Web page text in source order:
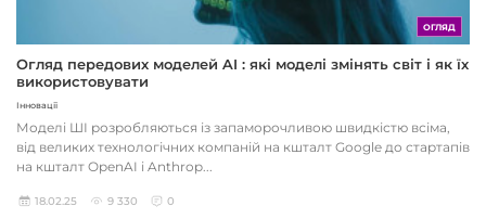
ОГЛЯД
Огляд передових моделей AI : які моделі змінять світ і як їх
використовувати
Інновації
Моделі ШІ розробляються із запаморочливою швидкістю всіма,
від великих технологічних компаній на кшталт Google до стартапів
на кшталт OpenAI і Anthrop...
18.02.25 9 330 0